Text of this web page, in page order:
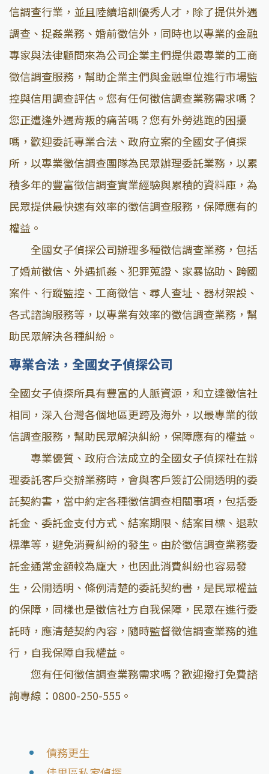
信調查行業，並且陸續培訓優秀人才，除了提供外遇
調查、捉姦業務、婚前徵信外，同時也以專業的金融
專家與法律顧問來為公司企業主們提供最專業的工商
徵信調查服務，幫助企業主們與金融單位進行市場監
控與信用調查評估。您有任何徵信調查業務需求嗎？
您正遭逢外遇背叛的痛苦嗎？您有外勞逃跑的困擾
嗎，歡迎委託專業合法、政府立案的全國女子偵探
所，以專業徵信調查團隊為民眾辦理委託業務，以累
積多年的豐富徵信調查實業經驗與累積的資料庫，為
民眾提供最快速有效率的徵信調查服務，保障應有的
權益。
全國女子偵探公司辦理多種徵信調查業務，包括
了婚前徵信、外遇抓姦、犯罪蒐證、家暴協助、跨國
案件、行蹤監控、工商徵信、尋人查址、器材架設、
各式諮詢服務等，以專業有效率的徵信調查業務，幫
助民眾解決各種糾紛。
專業合法，全國女子偵探公司
全國女子偵探所具有豐富的人脈資源，和立達徵信社
相同，深入台灣各個地區更跨及海外，以最專業的徵
信調查服務，幫助民眾解決糾紛，保障應有的權益。
專業優質、政府合法成立的全國女子偵探社在辦
理委託客戶交辦業務時，會與客戶簽訂公開透明的委
託契約書，當中約定各種徵信調查相關事項，包括委
託金、委託金支付方式、結案期限、結案目標、退款
標準等，避免消費糾紛的發生。由於徵信調查業務委
託金通常金額較為龐大，也因此消費糾紛也容易發
生，公開透明、條例清楚的委託契約書，是民眾權益
的保障，同樣也是徵信社方自我保障，民眾在進行委
託時，應清楚契約內容，隨時監督徵信調查業務的進
行，自我保障自我權益。
您有任何徵信調查業務需求嗎？歡迎撥打免費諮
詢專線：0800-250-555。
債務更生